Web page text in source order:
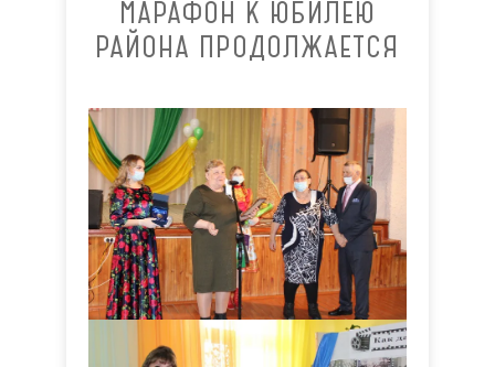
МАРАФОН К ЮБИЛЕЮ
РАЙОНА ПРОДОЛЖАЕТСЯ